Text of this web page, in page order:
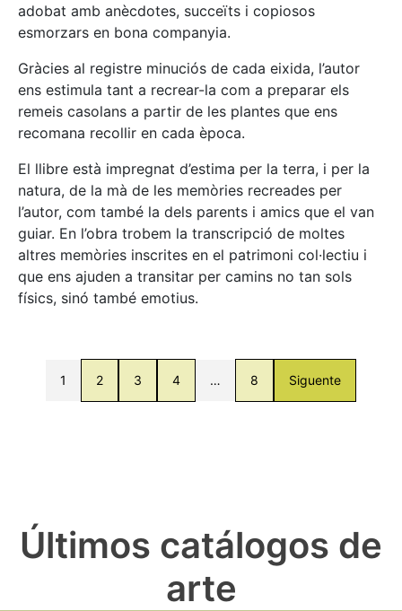
adobat amb anècdotes, succeïts i copiosos
esmorzars en bona companyia.
Gràcies al registre minuciós de cada eixida, l’autor
ens estimula tant a recrear-la com a preparar els
remeis casolans a partir de les plantes que ens
recomana recollir en cada època.
El llibre està impregnat d’estima per la terra, i per la
natura, de la mà de les memòries recreades per
l’autor, com també la dels parents i amics que el van
guiar. En l’obra trobem la transcripció de moltes
altres memòries inscrites en el patrimoni col·lectiu i
que ens ajuden a transitar per camins no tan sols
físics, sinó també emotius.
1 2 3 4 … 8 Siguente
Últimos catálogos de
arte